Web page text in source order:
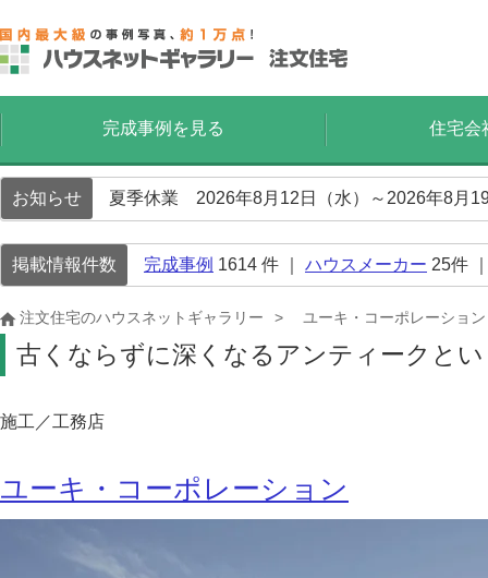
完成事例を見る 住宅会
お知らせ 夏季休業 2026年8月12日（水）～2026年8月
掲載情報件数 完成事例 1614 件 ｜ ハウスメーカー 25件
注文住宅のハウスネットギャラリー ユーキ・コーポレーション
古くならずに深くなるアンティークと
施工／工務店
ユーキ・コーポレーション